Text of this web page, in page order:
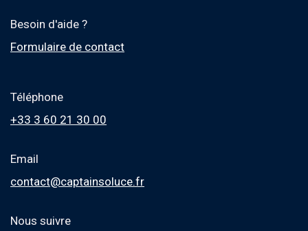
Besoin d'aide ?
Formulaire de contact
Téléphone
+33 3 60 21 30 00
Email
contact@captainsoluce.fr
Nous suivre